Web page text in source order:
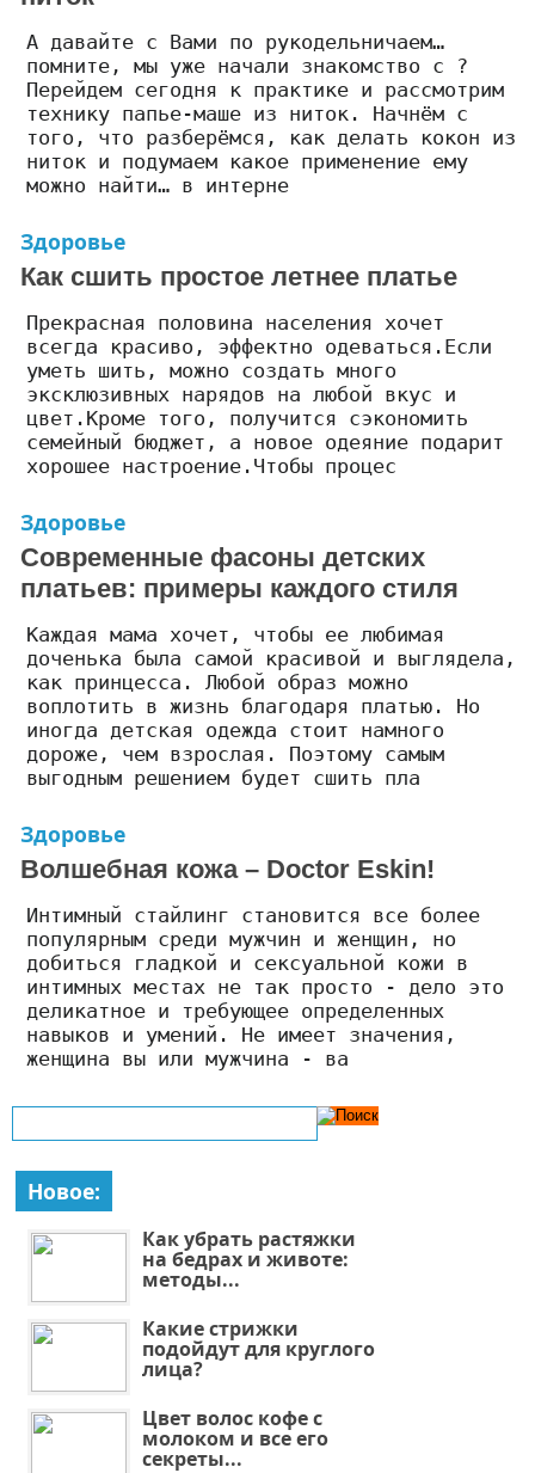
А давайте с Вами по рукодельничаем…
помните, мы уже начали знакомство с ?
Перейдем сегодня к практике и рассмотрим
технику папье-маше из ниток. Начнём с
того, что разберёмся, как делать кокон из
ниток и подумаем какое применение ему
можно найти… в интерне
Здоровье
Как сшить простое летнее платье
Прекрасная половина населения хочет
всегда красиво, эффектно одеваться.Если
уметь шить, можно создать много
эксклюзивных нарядов на любой вкус и
цвет.Кроме того, получится сэкономить
семейный бюджет, а новое одеяние подарит
хорошее настроение.Чтобы процес
Здоровье
Современные фасоны детских
платьев: примеры каждого стиля
Каждая мама хочет, чтобы ее любимая
доченька была самой красивой и выглядела,
как принцесса. Любой образ можно
воплотить в жизнь благодаря платью. Но
иногда детская одежда стоит намного
дороже, чем взрослая. Поэтому самым
выгодным решением будет сшить пла
Здоровье
Волшебная кожа – Doctor Eskin!
Интимный стайлинг становится все более
популярным среди мужчин и женщин, но
добиться гладкой и сексуальной кожи в
интимных местах не так просто - дело это
деликатное и требующее определенных
навыков и умений. Не имеет значения,
женщина вы или мужчина - ва
Новое:
Как убрать растяжки
на бедрах и животе:
методы...
Какие стрижки
подойдут для круглого
лица?
Цвет волос кофе с
молоком и все его
секреты...